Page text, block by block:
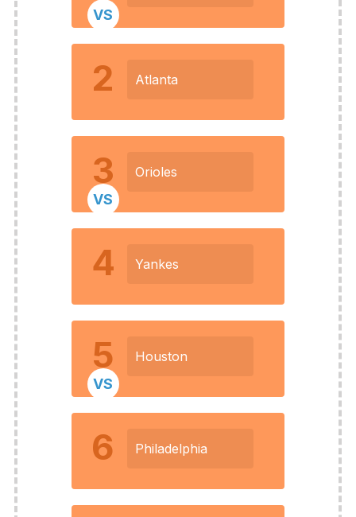
VS
2 Atlanta
3 Orioles
VS
4 Yankes
5 Houston
VS
6 Philadelphia